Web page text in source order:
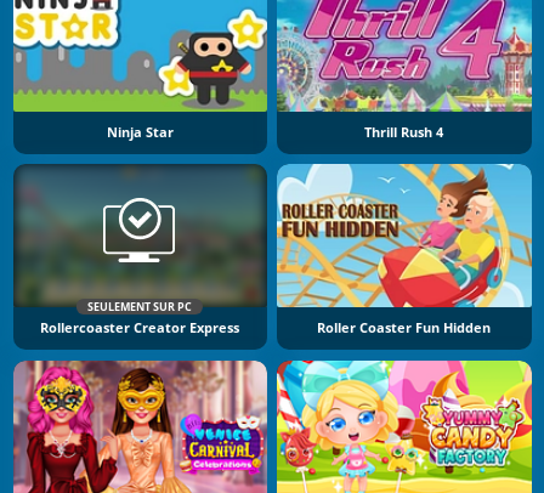
Ninja Star Thrill Rush 4
SEULEMENT SUR PC
Rollercoaster Creator Express Roller Coaster Fun Hidden